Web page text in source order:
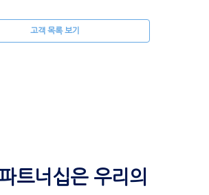
고객 목록 보기
트너십은 우리의